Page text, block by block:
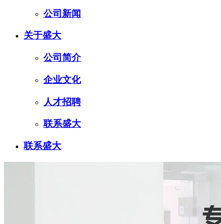
公司新闻
关于盛大
公司简介
企业文化
人才招聘
联系盛大
联系盛大